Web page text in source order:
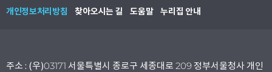
개인정보처리방침 찾아오시는 길 도움말 누리집 안내
주소 : (우)03171 서울특별시 종로구 세종대로 209 정부서울청사 개인